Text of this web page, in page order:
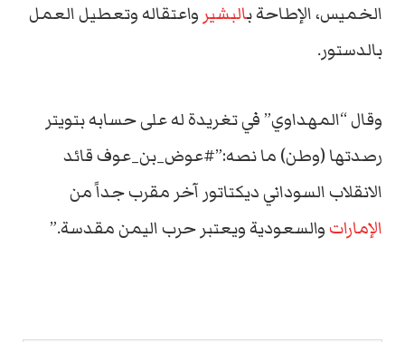
الخميس، الإطاحة بالبشير واعتقاله وتعطيل العمل
بالدستور.
وقال “المهداوي” في تغريدة له على حسابه بتويتر
رصدتها (وطن) ما نصه:”#عوض_بن_عوف قائد
الانقلاب السوداني ديكتاتور آخر مقرب جداً من
الإماراتوالسعودية ويعتبر حرب اليمن مقدسة.”